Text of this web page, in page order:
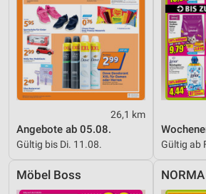
26,1 km
Angebote ab 05.08.
Gültig bis Di. 11.08. Gültig ab
Möbel Boss NORMA